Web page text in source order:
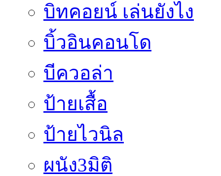
บิทคอยน์ เล่นยังไง
บิ้วอินคอนโด
บีควอล่า
ป้ายเสื้อ
ป้ายไวนิล
ผนัง3มิติ